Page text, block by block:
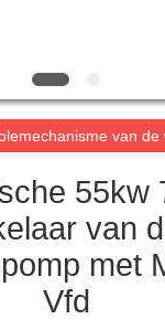
van de
55kw
van
met
Vfd